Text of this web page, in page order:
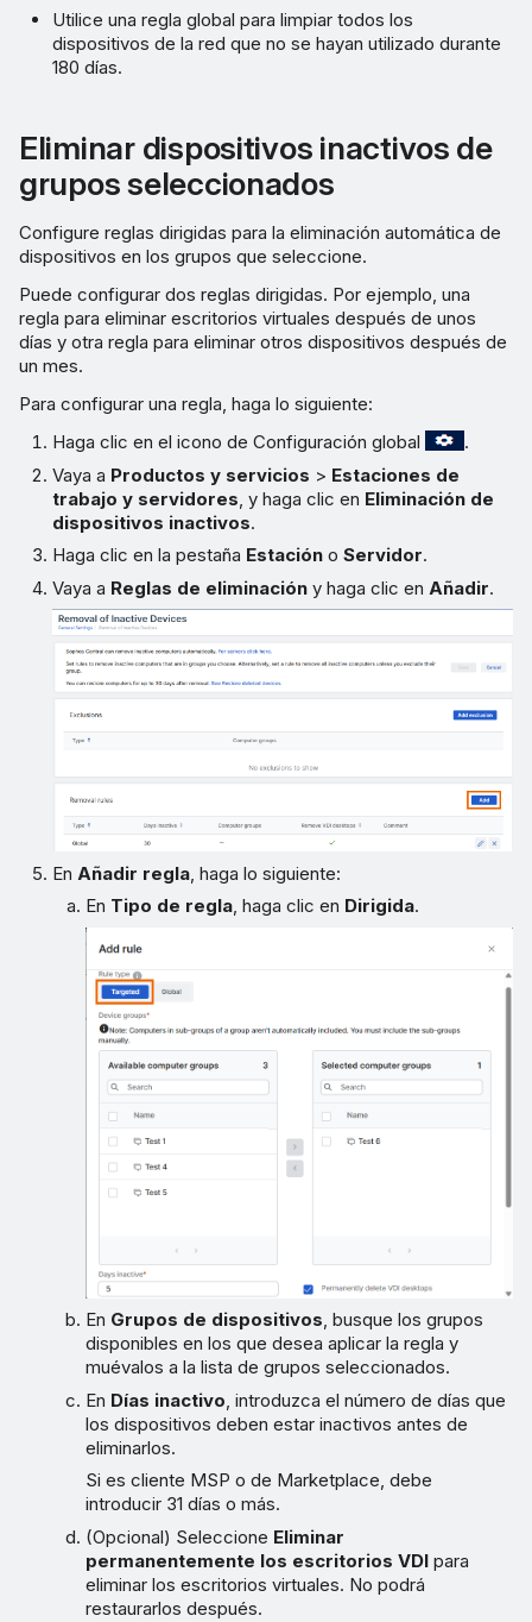
Utilice una regla global para limpiar todos los
dispositivos de la red que no se hayan utilizado durante
180 días.
Eliminar dispositivos inactivos de
grupos seleccionados
Configure reglas dirigidas para la eliminación automática de
dispositivos en los grupos que seleccione.
Puede configurar dos reglas dirigidas. Por ejemplo, una
regla para eliminar escritorios virtuales después de unos
días y otra regla para eliminar otros dispositivos después de
un mes.
Para configurar una regla, haga lo siguiente:
Haga clic en el icono de Configuración global
.
Vaya a Productos y servicios > Estaciones de
trabajo y servidores , y haga clic en Eliminación de
dispositivos inactivos.
Haga clic en la pestaña Estación oServidor.
Vaya a Reglas de eliminación y haga clic en Añadir.
En Añadir regla , haga lo siguiente:
En Tipo de regla, haga clic en Dirigida.
En Grupos de dispositivos, busque los grupos
disponibles en los que desea aplicar la regla y
muévalos a la lista de grupos seleccionados.
En Días inactivo , introduzca el número de días que
los dispositivos deben estar inactivos antes de
eliminarlos.
Si es cliente MSP o de Marketplace, debe
introducir 31 días o más.
(Opcional) Seleccione Eliminar
permanentemente los escritorios VDI para
eliminar los escritorios virtuales. No podrá
restaurarlos después.